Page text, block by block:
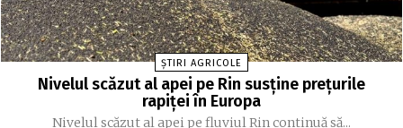
ȘTIRI AGRICOLE
Nivelul scăzut al apei pe Rin susține prețurile
rapiței în Europa
Nivelul scăzut al apei pe fluviul Rin continuă să...